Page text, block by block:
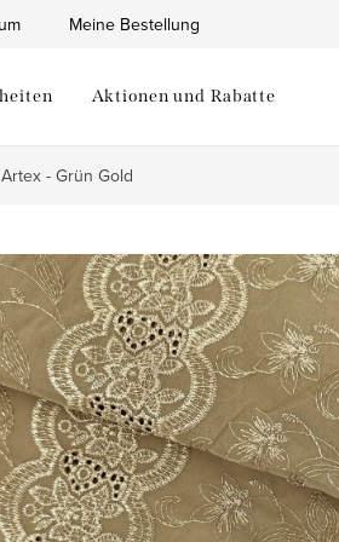
Meine Bestellung
Aktionen und Rabatte
- Grün Gold